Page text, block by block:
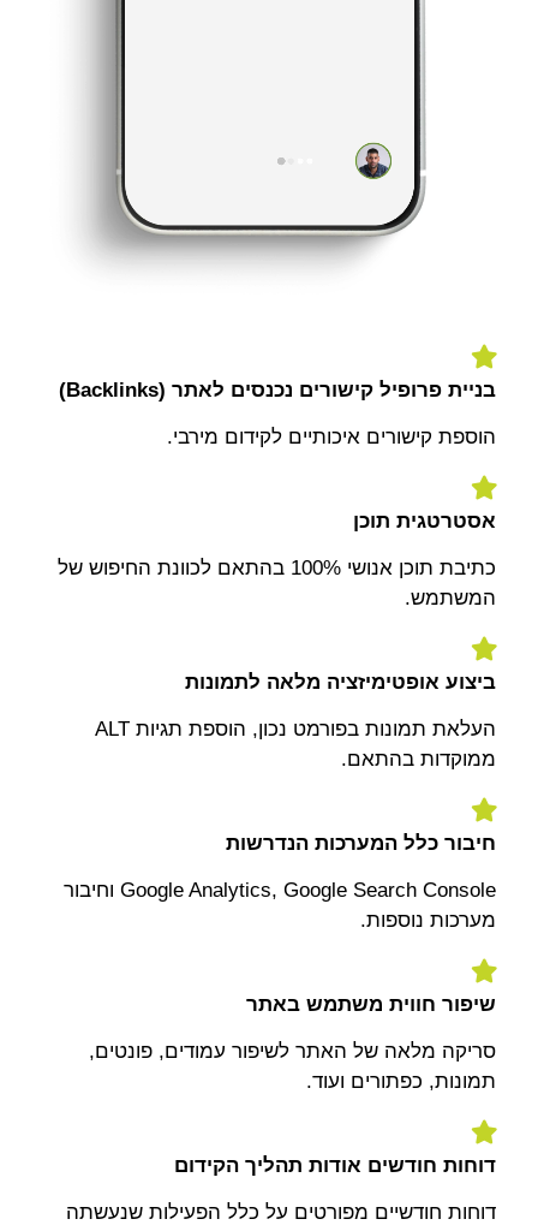
בניית פרופיל קישורים נכנסים לאתר (Backlinks)
הוספת קישורים איכותיים לקידום מירבי.
אסטרטגית תוכן
כתיבת תוכן אנושי 100% בהתאם לכוונת החיפוש של
המשתמש.
ביצוע אופטימיזציה מלאה לתמונות
העלאת תמונות בפורמט נכון, הוספת תגיות ALT
ממוקדות בהתאם.
חיבור כלל המערכות הנדרשות
Google Analytics, Google Search Console וחיבור
מערכות נוספות.
שיפור חווית משתמש באתר
סריקה מלאה של האתר לשיפור עמודים, פונטים,
תמונות, כפתורים ועוד.
דוחות חודשים אודות תהליך הקידום
דוחות חודשיים מפורטים על כלל הפעילות שנעשתה